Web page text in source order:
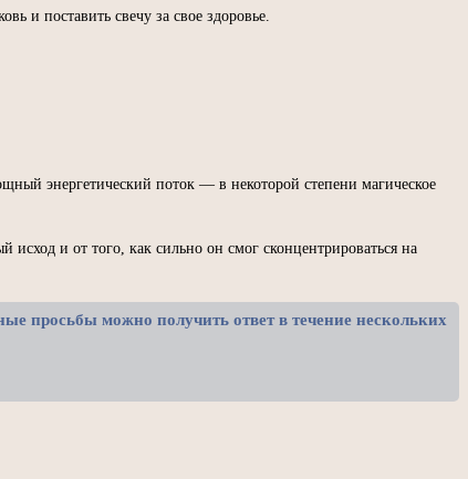
и поставить свечу за свое здоровье.
энергетический поток — в некоторой степени магическое
и от того, как сильно он смог сконцентрироваться на
просьбы можно получить ответ в течение нескольких